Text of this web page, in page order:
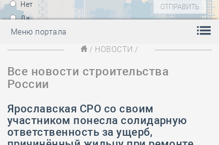
Нет
Да
Меню портала
/ НОВОСТИ /
Все новости строительства
России
Ярославская СРО со своим
участником понесла солидарную
ответственность за ущерб,